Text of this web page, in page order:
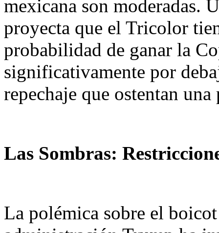
mexicana son moderadas.
proyecta que el Tricolor
probabilidad de ganar la
significativamente por
repechaje que ostentan
Las Sombras:
La polémica sobre el